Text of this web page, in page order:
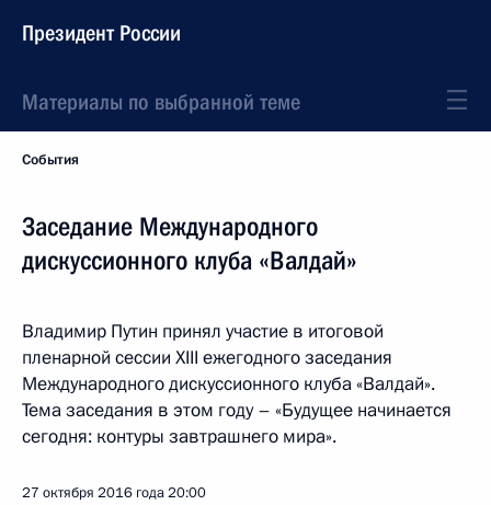
Президент России
Материалы по выбранной теме
События
Заседание Международного
дискуссионного клуба «Валдай»
Владимир Путин принял участие в итоговой
пленарной сессии XIII ежегодного заседания
Международного дискуссионного клуба «Валдай».
Тема заседания в этом году – «Будущее начинается
сегодня: контуры завтрашнего мира».
27 октября 2016 года20:00